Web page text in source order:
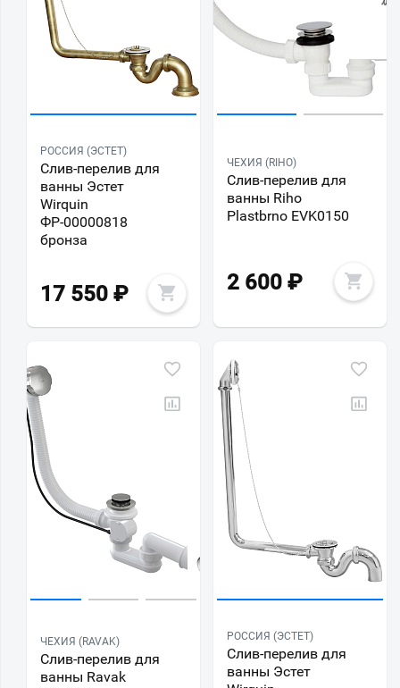
РОССИЯ (ЭСТЕТ)
Слив-перелив для
ванны Эстет
Wirquin
ФР-00000818
бронза
17 550 ₽
ЧЕХИЯ (RIHO)
Слив-перелив для
ванны Riho
Plastbrno EVK0150
2 600 ₽
ЧЕХИЯ (RAVAK)
Слив-перелив для
ванны Ravak
РОССИЯ (ЭСТЕТ)
Слив-перелив для
ванны Эстет